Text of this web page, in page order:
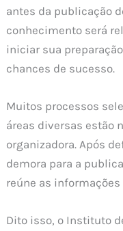
antes da publicação
conhecimento será
iniciar sua
chances de sucesso.
Muitos processos
áreas diversas estão
organizadora. Após
demora para a
reúne as
Dito isso, o Instituto